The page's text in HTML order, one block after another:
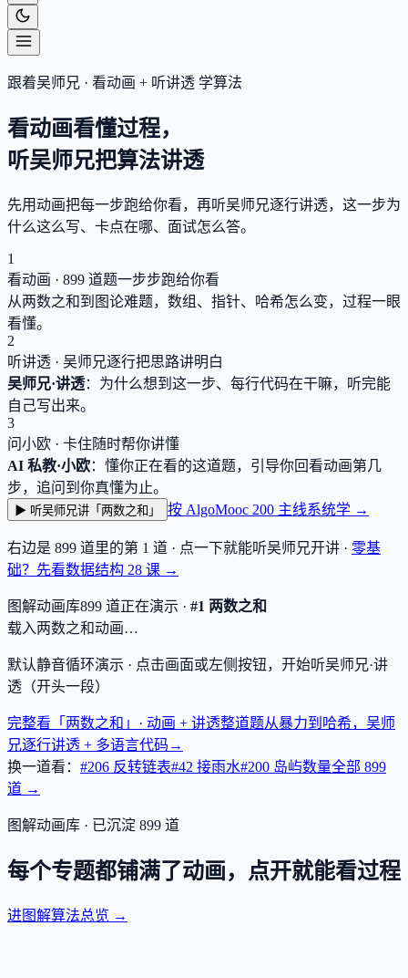
跟着吴师兄 · 看动画 + 听讲透 学算法
看动画看懂过程，
听吴师兄把算法讲透
先用动画把每一步跑给你看，再听吴师兄逐行讲透，这一步为
什么这么写、卡点在哪、面试怎么答。
1
看动画 · 899 道题一步步跑给你看
从两数之和到图论难题，数组、指针、哈希怎么变，过程一眼
看懂。
2
听讲透 · 吴师兄逐行把思路讲明白
吴师兄·讲透：为什么想到这一步、每行代码在干嘛，听完能
自己写出来。
3
问小欧 · 卡住随时帮你讲懂
AI 私教·小欧：懂你正在看的这道题，引导你回看动画第几
步，追问到你真懂为止。
▶ 听吴师兄讲「两数之和」 按 AlgoMooc 200 主线系统学 →
右边是 899 道里的第 1 道 · 点一下就能听吴师兄开讲 · 零基
础？先看数据结构 28 课 →
图解动画库899 道正在演示 · #1 两数之和
载入两数之和动画…
默认静音循环演示 · 点击画面或左侧按钮，开始听吴师兄·讲
透（开头一段）
完整看「两数之和」· 动画 + 讲透整道题从暴力到哈希，吴师
兄逐行讲透 + 多语言代码 →
换一道看： #206 反转链表#42 接雨水#200 岛屿数量全部 899
道 →
图解动画库 · 已沉淀 899 道
每个专题都铺满了动画，点开就能看过程
进图解算法总览 →